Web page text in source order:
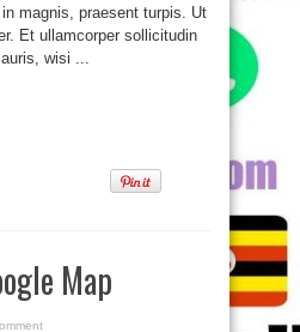
magnis, praesent turpis. Ut
Et ullamcorper sollicitudin
wisi ...
Map